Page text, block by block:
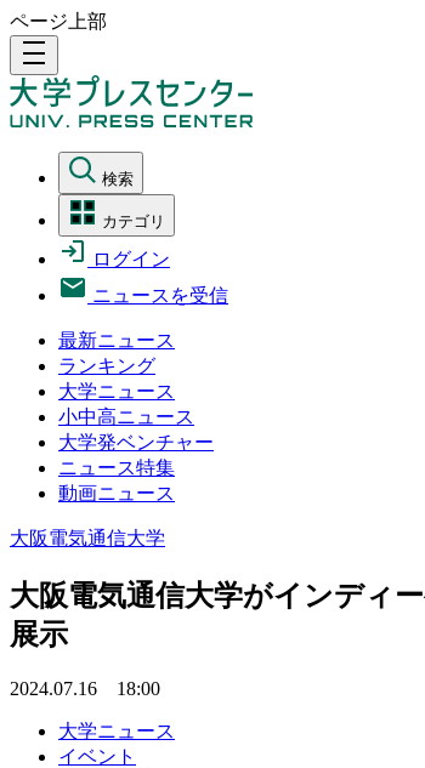
ページ上部
density_medium
検索
カテゴリ
ログイン
ニュースを受信
最新ニュース
ランキング
大学ニュース
小中高ニュース
大学発ベンチャー
ニュース特集
動画ニュース
大阪電気通信大学
大阪電気通信大学がインディ
展示
2024.07.16 18:00
大学ニュース
イベント